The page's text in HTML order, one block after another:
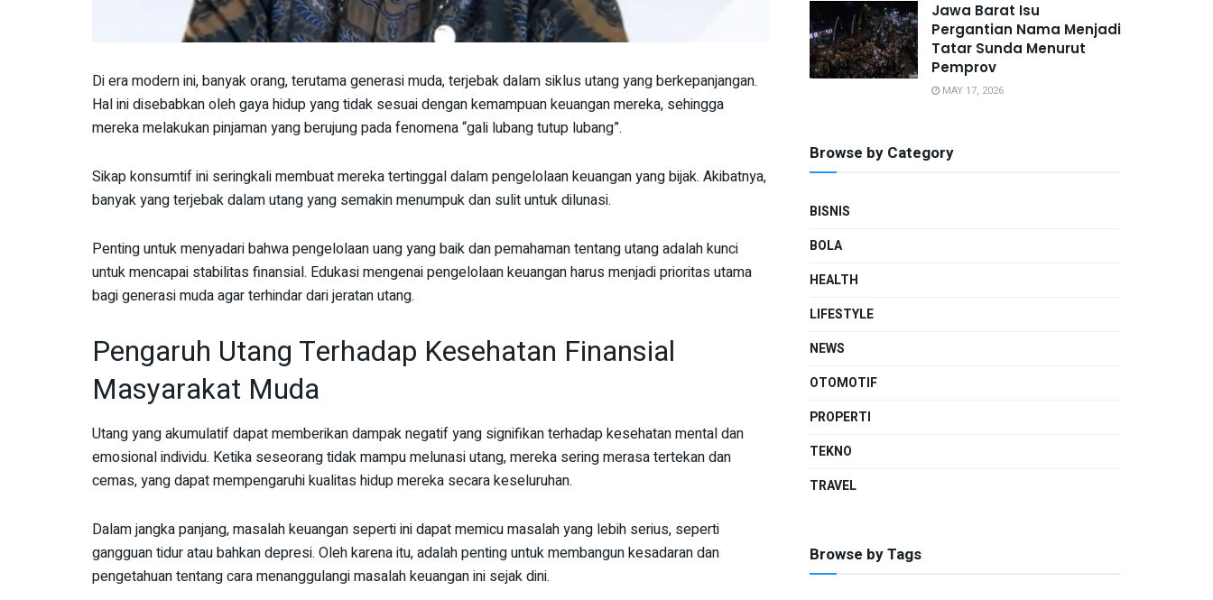
Di era modern ini, banyak orang, terutama generasi muda, terjebak dalam siklus utang yang berkepanjangan.
Hal ini disebabkan oleh gaya hidup yang tidak sesuai dengan kemampuan keuangan mereka, sehingga
mereka melakukan pinjaman yang berujung pada fenomena “gali lubang tutup lubang”.
Sikap konsumtif ini seringkali membuat mereka tertinggal dalam pengelolaan keuangan yang bijak. Akibatnya,
banyak yang terjebak dalam utang yang semakin menumpuk dan sulit untuk dilunasi.
Penting untuk menyadari bahwa pengelolaan uang yang baik dan pemahaman tentang utang adalah kunci
untuk mencapai stabilitas finansial. Edukasi mengenai pengelolaan keuangan harus menjadi prioritas utama
bagi generasi muda agar terhindar dari jeratan utang.
Pengaruh Utang Terhadap Kesehatan Finansial
Masyarakat Muda
Utang yang akumulatif dapat memberikan dampak negatif yang signifikan terhadap kesehatan mental dan
emosional individu. Ketika seseorang tidak mampu melunasi utang, mereka sering merasa tertekan dan
cemas, yang dapat mempengaruhi kualitas hidup mereka secara keseluruhan.
Dalam jangka panjang, masalah keuangan seperti ini dapat memicu masalah yang lebih serius, seperti
gangguan tidur atau bahkan depresi. Oleh karena itu, adalah penting untuk membangun kesadaran dan
pengetahuan tentang cara menanggulangi masalah keuangan ini sejak dini.
Jawa Barat Isu
Pergantian Nama Menjadi
Tatar Sunda Menurut
Pemprov
MAY 17, 2026
Browse by Category
BISNIS
BOLA
HEALTH
LIFESTYLE
NEWS
OTOMOTIF
PROPERTI
TEKNO
TRAVEL
Browse by Tags